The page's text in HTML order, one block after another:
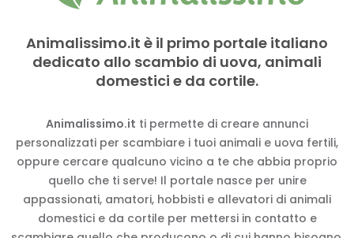
Animalissimo.it è il primo portale italiano
dedicato allo scambio di uova, animali
domestici e da cortile.
Animalissimo.it ti permette di creare annunci
personalizzati per scambiare i tuoi animali e uova fertili,
oppure cercare qualcuno vicino a te che abbia proprio
quello che ti serve! Il portale nasce per unire
appassionati, amatori, hobbisti e allevatori di animali
domestici e da cortile per mettersi in contatto e